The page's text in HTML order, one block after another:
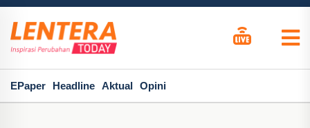
EPaper Headline Aktual Opini